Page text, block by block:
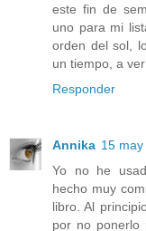
este fin de
uno para mi
orden del sol,
un tiempo, a
Responder
Annika 15
Yo no he
hecho muy
libro. Al
por no ponerlo